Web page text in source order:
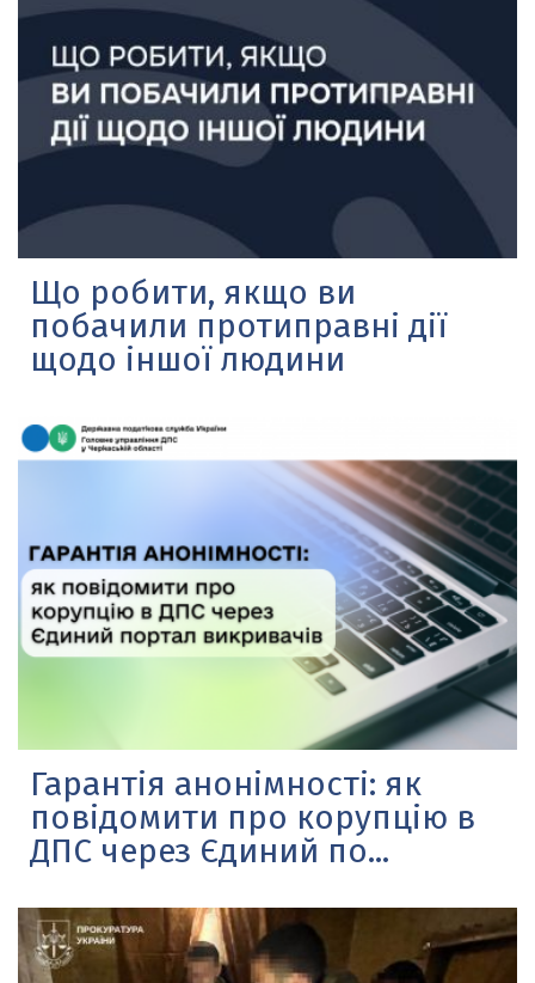
Що робити, якщо ви
побачили протиправні дії
щодо іншої людини
Гарантія анонімності: як
повідомити про корупцію в
ДПС через Єдиний по...